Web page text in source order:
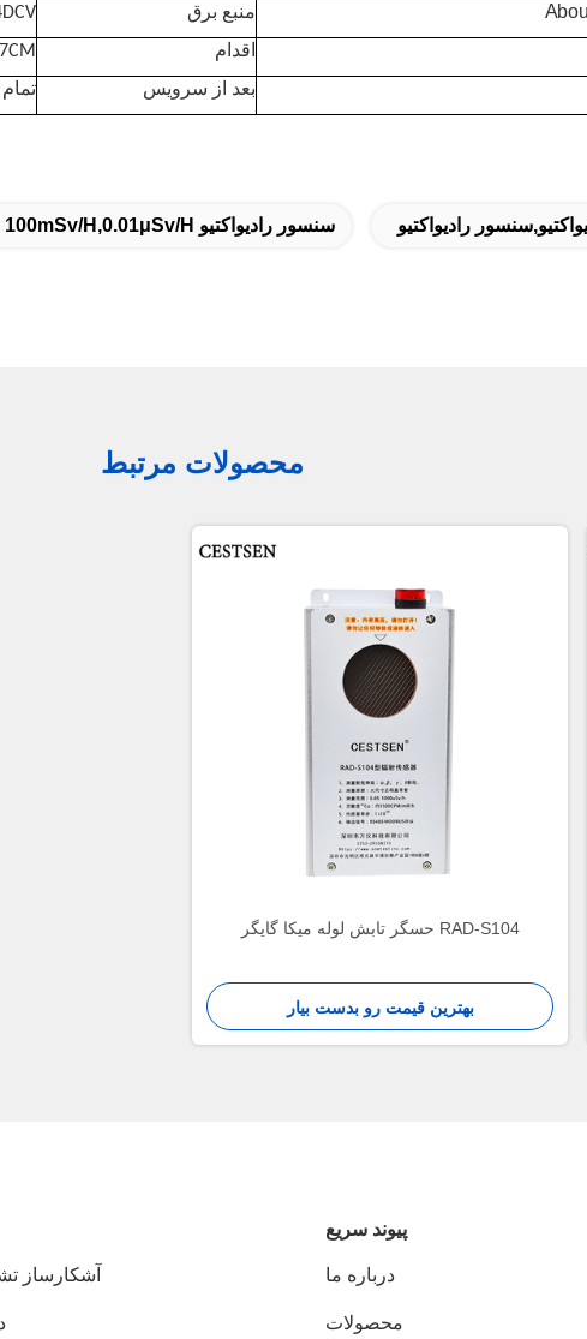
A b o منبع برق
اقدام
بعد از سرویس
رادیواکتیو سنسور رادیواکتیو 100mSv/h,0.01μSv/h حسگر رادیواکتیو,سنسور رادیواکتیو لوله گایگر فلزی
محصولات مرتبط
RAD-S104 حسگر تابش لوله میکا گایگر
بهترین قیمت رو بدست بیار
پيوند سريع
درباره ما
محصولات
آشکارساز